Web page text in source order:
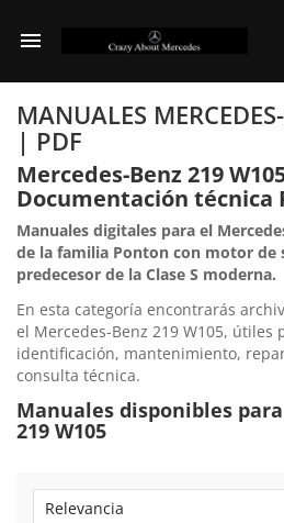

MANUALES
| PDF
Mercedes-Benz 219
Documentación técnica
Manuales digitales para el
de la familia Ponton con motor de
predecesor de la Clase S moderna.
En esta categoría encontrarás
el Mercedes-Benz 219 W105, útiles
identificación, mantenimiento,
consulta técnica.
Manuales disponibles
219 W105
Relevancia